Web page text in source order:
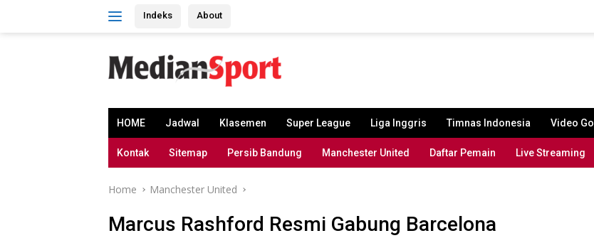
Indeks About
HOME Jadwal Klasemen Super League Liga Inggris Timnas Indonesia Video Gol
Kontak Sitemap Persib Bandung Manchester United Daftar Pemain Live Streaming
Home Manchester United
Marcus Rashford Resmi Gabung Barcelona